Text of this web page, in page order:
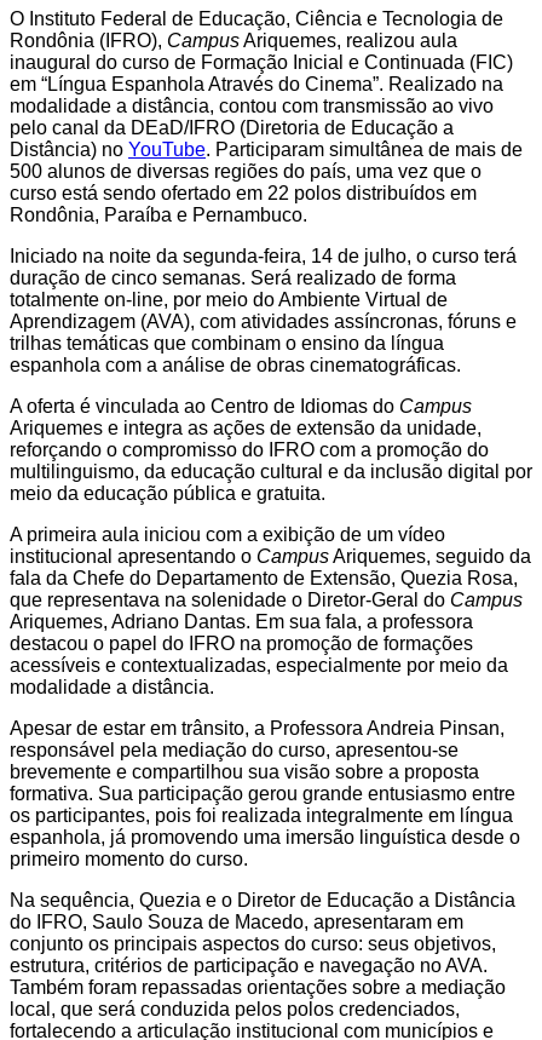
O Instituto Federal de Educação, Ciência e Tecnologia de
Rondônia (IFRO), CampusAriquemes, realizou aula
inaugural do curso de Formação Inicial e Continuada (FIC)
em “Língua Espanhola Através do Cinema”. Realizado na
modalidade a distância, contou com transmissão ao vivo
pelo canal da DEaD/IFRO (Diretoria de Educação a
Distância) no YouTube. Participaram simultânea de mais de
500 alunos de diversas regiões do país, uma vez que o
curso está sendo ofertado em 22 polos distribuídos em
Rondônia, Paraíba e Pernambuco.
Iniciado na noite da segunda-feira, 14 de julho, o curso terá
duração de cinco semanas. Será realizado de forma
totalmente on-line, por meio do Ambiente Virtual de
Aprendizagem (AVA), com atividades assíncronas, fóruns e
trilhas temáticas que combinam o ensino da língua
espanhola com a análise de obras cinematográficas.
A oferta é vinculada ao Centro de Idiomas do Campus
Ariquemes e integra as ações de extensão da unidade,
reforçando o compromisso do IFRO com a promoção do
multilinguismo, da educação cultural e da inclusão digital por
meio da educação pública e gratuita.
A primeira aula iniciou com a exibição de um vídeo
institucional apresentando o CampusAriquemes, seguido da
fala da Chefe do Departamento de Extensão, Quezia Rosa,
que representava na solenidade o Diretor-Geral do Campus
Ariquemes, Adriano Dantas. Em sua fala, a professora
destacou o papel do IFRO na promoção de formações
acessíveis e contextualizadas, especialmente por meio da
modalidade a distância.
Apesar de estar em trânsito, a Professora Andreia Pinsan,
responsável pela mediação do curso, apresentou-se
brevemente e compartilhou sua visão sobre a proposta
formativa. Sua participação gerou grande entusiasmo entre
os participantes, pois foi realizada integralmente em língua
espanhola, já promovendo uma imersão linguística desde o
primeiro momento do curso.
Na sequência, Quezia e o Diretor de Educação a Distância
do IFRO, Saulo Souza de Macedo, apresentaram em
conjunto os principais aspectos do curso: seus objetivos,
estrutura, critérios de participação e navegação no AVA.
Também foram repassadas orientações sobre a mediação
local, que será conduzida pelos polos credenciados,
fortalecendo a articulação institucional com municípios e